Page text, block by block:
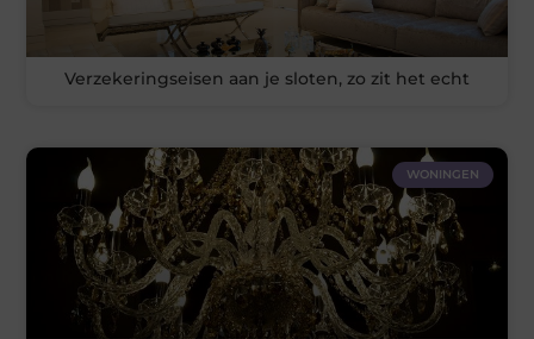
Verzekeringseisen aan je sloten, zo zit het echt
WONINGEN